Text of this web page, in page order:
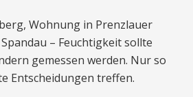
Wohnung in Prenzlauer
– Feuchtigkeit sollte
gemessen werden. Nur so
Entscheidungen treffen.